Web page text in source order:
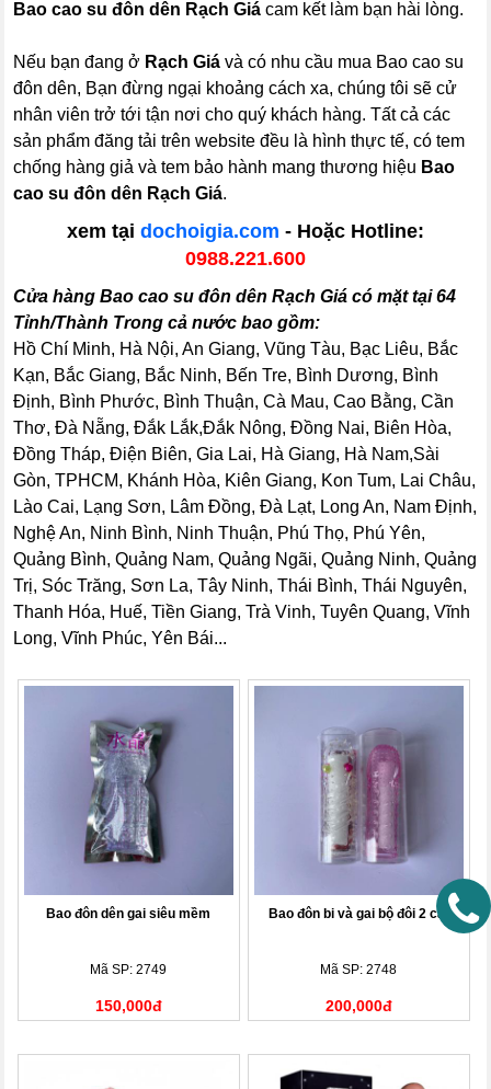
Bao cao su đôn dên Rạch Giá cam kết làm bạn hài lòng.
Nếu bạn đang ở Rạch Giá và có nhu cầu mua Bao cao su
đôn dên, Bạn đừng ngại khoảng cách xa, chúng tôi sẽ cử
nhân viên trở tới tận nơi cho quý khách hàng. Tất cả các
sản phẩm đăng tải trên website đều là hình thực tế, có tem
chống hàng giả và tem bảo hành mang thương hiệu Bao
cao su đôn dên Rạch Giá.
xem tại dochoigia.com - Hoặc Hotline:
0988.221.600
Cửa hàng Bao cao su đôn dên Rạch Giá có mặt tại 64
Tỉnh/Thành Trong cả nước bao gồm:
Hồ Chí Minh, Hà Nội, An Giang, Vũng Tàu, Bạc Liêu, Bắc
Kạn, Bắc Giang, Bắc Ninh, Bến Tre, Bình Dương, Bình
Định, Bình Phước, Bình Thuận, Cà Mau, Cao Bằng, Cần
Thơ, Đà Nẵng, Đắk Lắk,Đắk Nông, Đồng Nai, Biên Hòa,
Đồng Tháp, Điện Biên, Gia Lai, Hà Giang, Hà Nam,Sài
Gòn, TPHCM, Khánh Hòa, Kiên Giang, Kon Tum, Lai Châu,
Lào Cai, Lạng Sơn, Lâm Đồng, Đà Lạt, Long An, Nam Định,
Nghệ An, Ninh Bình, Ninh Thuận, Phú Thọ, Phú Yên,
Quảng Bình, Quảng Nam, Quảng Ngãi, Quảng Ninh, Quảng
Trị, Sóc Trăng, Sơn La, Tây Ninh, Thái Bình, Thái Nguyên,
Thanh Hóa, Huế, Tiền Giang, Trà Vinh, Tuyên Quang, Vĩnh
Long, Vĩnh Phúc, Yên Bái...
Bao đôn dên gai siêu mềm
Mã SP: 2749
150,000đ
Bao đôn bi và gai bộ đôi 2 cái
Mã SP: 2748
200,000đ